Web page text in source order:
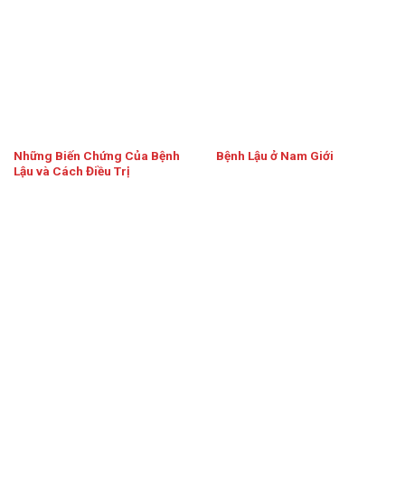
Những Biến Chứng Của Bệnh
Lậu và Cách Điều Trị
Bệnh Lậu ở Nam Giới